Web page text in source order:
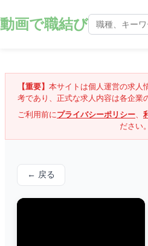
動画で職結び
【重要】 本サイトは個人運営の求人
考であり、正式な求人内容は各企業
ご利用前にプライバシーポリシー、
ださい。
← 戻る